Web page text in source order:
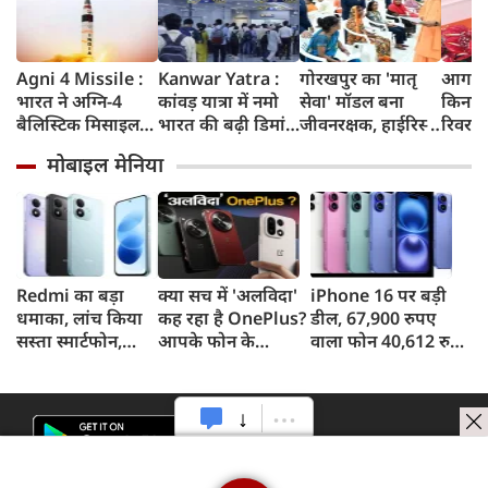
Agni 4 Missile :
भारत ने अग्नि-4
बैलिस्टिक मिसाइल
किया, 4,000 KM
तक मारक क्षमता
Kanwar Yatra :
कांवड़ यात्रा में नमो
भारत की बढ़ी डिमांड,
कई स्टेशनों पर 50%
तक बढ़ी यात्रियों की
संख्या
गोरखपुर का 'मातृ
सेवा' मॉडल बना
जीवनरक्षक, हाईरिस्क
इलाज से बची 77
जिंदगियां
आगरा
रिवर
करेगी
मोबाइल मेनिया
Redmi का बड़ा
धमाका, लांच किया
सस्ता स्मार्टफोन,
क्या सच में 'अलविदा'
कह रहा है OnePlus?
आपके फोन के
iPhone 16 पर बड़ी
डील, 67,900 रुपए
वाला फोन 40,612 रुपए